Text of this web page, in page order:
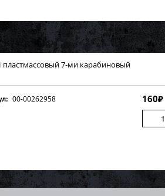
7-ми карабиновый
00-00262958 160₽